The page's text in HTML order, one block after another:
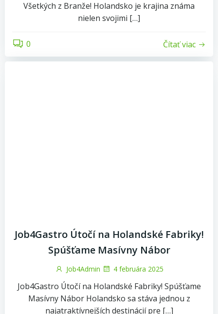
Všetkých z Branže! Holandsko je krajina známa
nielen svojimi […]
0 Čítať viac
Job4Gastro Útočí na Holandské Fabriky!
Spúšťame Masívny Nábor
Job4Admin 4 februára 2025
Job4Gastro Útočí na Holandské Fabriky! Spúšťame
Masívny Nábor Holandsko sa stáva jednou z
najatraktívnejších destinácií pre […]